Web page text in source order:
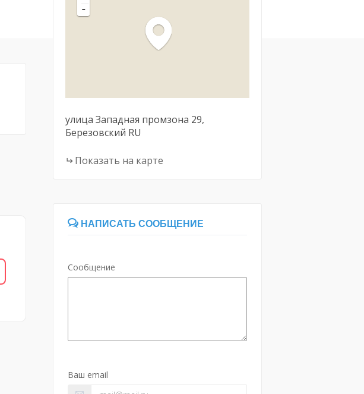
-
улица Западная промзона 29
Березовский RU
Показать на карте
НАПИСАТЬ СООБЩЕНИЕ
Сообщение
Ваш email